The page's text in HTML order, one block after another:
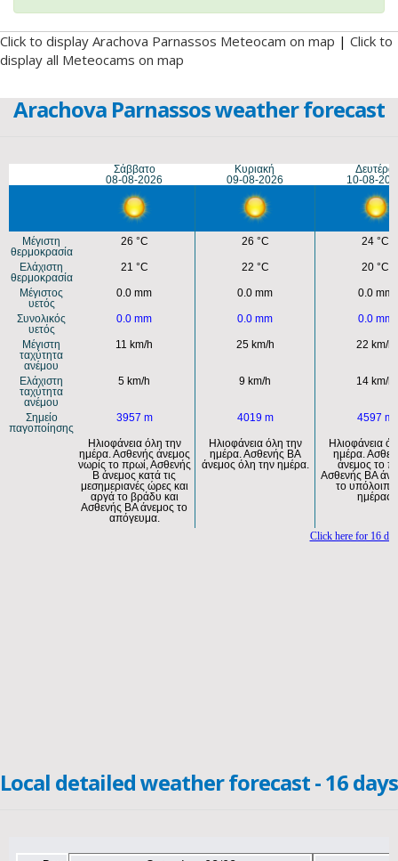
Click to display Arachova Parnassos Meteocam on map | Click to
display all Meteocams on map
Arachova Parnassos weather forecast
Local detailed weather forecast - 16 days